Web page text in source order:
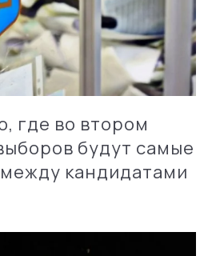
где во втором
будут самые
кандидатами